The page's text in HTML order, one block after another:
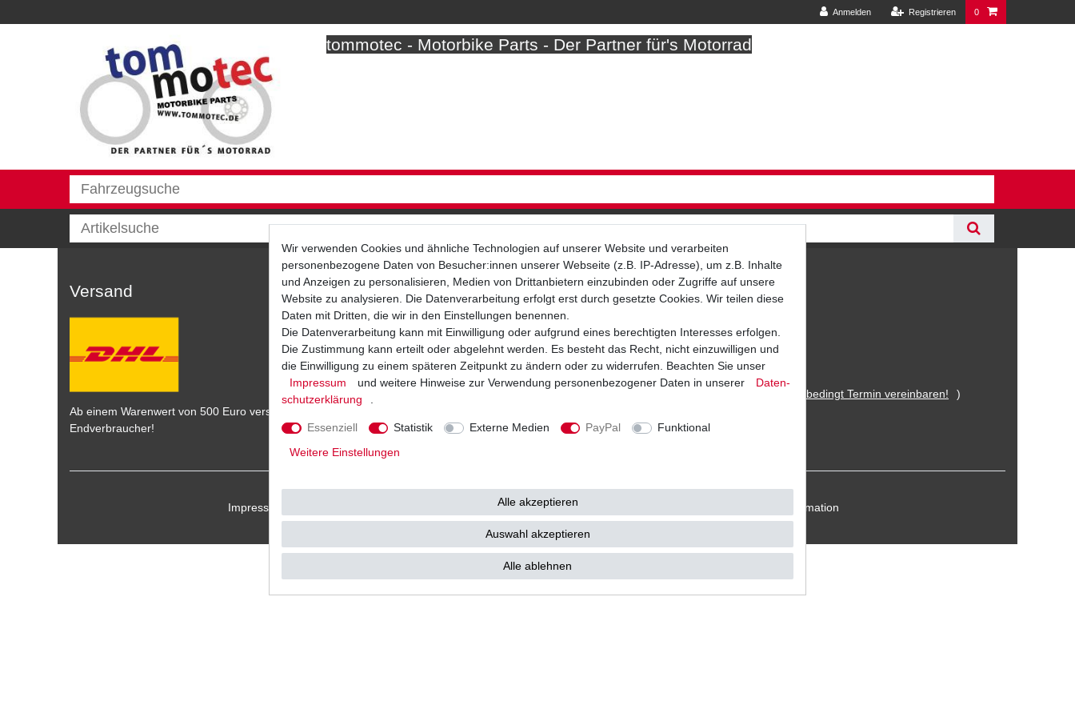
Anmelden Registrieren 0
tommotec - Motorbike Parts - Der Partner für's Motorrad
Versand
Ab einem Warenwert von 500 Euro versenden wir die Ware kostenlos zu Ihnen als
Endverbraucher!
Bezahlarten
Bitte unbedingt Termin vereinbaren! )
Impressum Widerrufs­recht Kontakt / Reklamation
Wir verwenden Cookies und ähnliche Technologien auf unserer Website und verarbeiten
personenbezogene Daten von Besucher:innen unserer Webseite (z.B. IP-Adresse), um z.B. Inhalte
und Anzeigen zu personalisieren, Medien von Drittanbietern einzubinden oder Zugriffe auf unsere
Website zu analysieren. Die Datenverarbeitung erfolgt erst durch gesetzte Cookies. Wir teilen diese
Daten mit Dritten, die wir in den Einstellungen benennen.
Die Datenverarbeitung kann mit Einwilligung oder aufgrund eines berechtigten Interesses erfolgen.
Die Zustimmung kann erteilt oder abgelehnt werden. Es besteht das Recht, nicht einzuwilligen und
die Einwilligung zu einem späteren Zeitpunkt zu ändern oder zu widerrufen. Beachten Sie unser
Impressum
und weitere Hinweise zur Verwendung personenbezogener Daten in unserer
Daten­
schutz­erklärung
Essenziell Statistik Externe Medien PayPal
Funktional
Weitere Einstellungen
Alle akzeptieren
Auswahl akzeptieren
Alle ablehnen